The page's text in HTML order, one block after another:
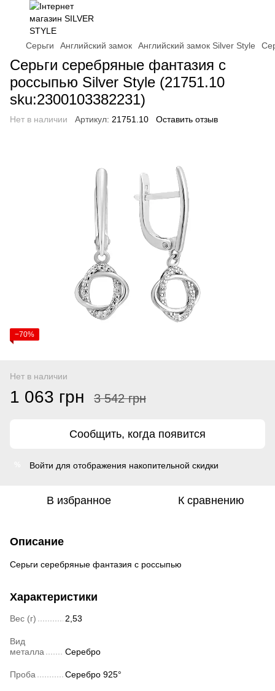
Серьги Английский замок Английский замок Silver Style
Серьги серебряные фантазия с
россыпью Silver Style (21751.10
sku:2300103382231)
Нет в наличии Артикул: 21751.10 Оставить отзыв
−70%
Нет в наличии
1 063 грн 3 542 грн
Сообщить, когда появится
Войти для отображения накопительной скидки
В избранное К сравнению
Описание
Серьги серебряные фантазия с россыпью
Характеристики
Вес (г) 2,53
Вид
металла
Серебро
Проба Серебро 925°